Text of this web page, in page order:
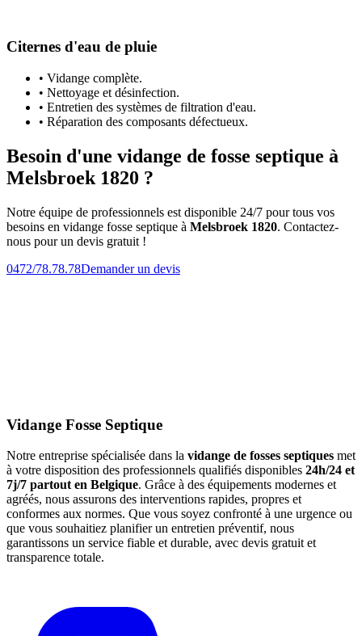
Citernes d'eau de pluie
• Vidange complète.
• Nettoyage et désinfection.
• Entretien des systèmes de filtration d'eau.
• Réparation des composants défectueux.
Besoin d'une vidange de fosse septique à
Melsbroek 1820 ?
Notre équipe de professionnels est disponible 24/7 pour tous vos
besoins en vidange fosse septique à Melsbroek 1820. Contactez-
nous pour un devis gratuit !
0472/78.78.78Demander un devis
Vidange Fosse Septique
Notre entreprise spécialisée dans la vidange de fosses septiques met
à votre disposition des professionnels qualifiés disponibles 24h/24 et
7j/7 partout en Belgique. Grâce à des équipements modernes et
agréés, nous assurons des interventions rapides, propres et
conformes aux normes. Que vous soyez confronté à une urgence ou
que vous souhaitiez planifier un entretien préventif, nous
garantissons un service fiable et durable, avec devis gratuit et
transparence totale.